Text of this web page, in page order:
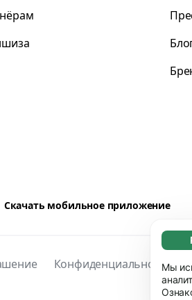
Мы
Скачать мобильное приложение
Конфиденциальность